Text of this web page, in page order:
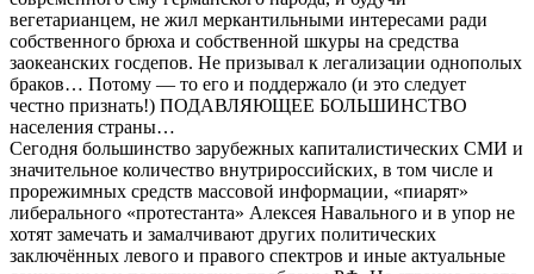
вегетарианцем, не жил меркантильными интересами ради
собственного брюха и собственной шкуры на средства
заокеанских госдепов. Не призывал к легализации однополых
браков… Потому — то его и поддержало (и это следует
честно признать!) ПОДАВЛЯЮЩЕЕ БОЛЬШИНСТВО
населения страны…
Сегодня большинство зарубежных капиталистических СМИ и
значительное количество внутрироссийских, в том числе и
прорежимных средств массовой информации, «пиарят»
либерального «протестанта» Алексея Навального и в упор не
хотят замечать и замалчивают других политических
заключённых левого и правого спектров и иные актуальные